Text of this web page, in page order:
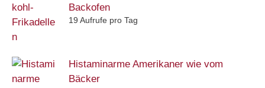
Backofen
19 Aufrufe pro Tag
Histaminarme Amerikaner wie vom
Bäcker